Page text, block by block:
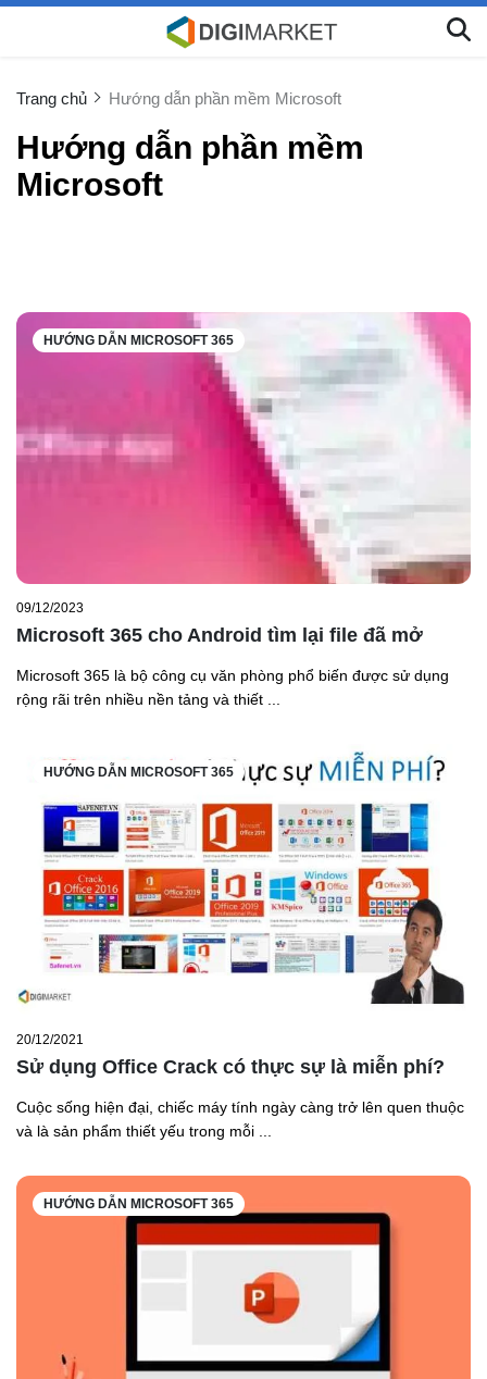
Trang chủ Hướng dẫn phần mềm Microsoft
Hướng dẫn phần mềm
Microsoft
HƯỚNG DẪN MICROSOFT 365
09/12/2023
Microsoft 365 cho Android tìm lại file đã mở
Microsoft 365 là bộ công cụ văn phòng phổ biến được sử dụng
rộng rãi trên nhiều nền tảng và thiết ...
HƯỚNG DẪN MICROSOFT 365
20/12/2021
Sử dụng Office Crack có thực sự là miễn phí?
Cuộc sống hiện đại, chiếc máy tính ngày càng trở lên quen thuộc
và là sản phẩm thiết yếu trong mỗi ...
HƯỚNG DẪN MICROSOFT 365